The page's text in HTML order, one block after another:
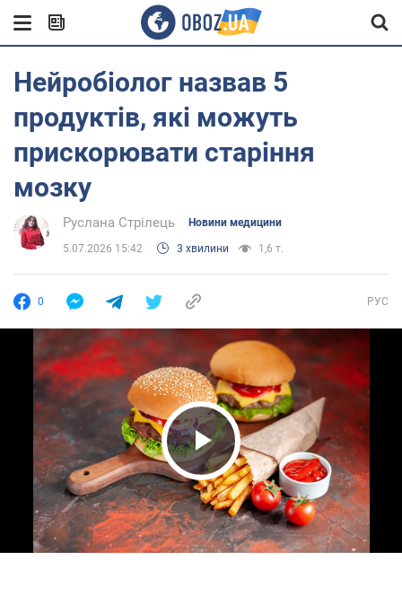
Нейробіолог назвав 5
продуктів, які можуть
прискорювати старіння
мозку
Руслана Стрілець Новини медицини
5.07.2026 15:42 3 хвилини 1,6 т.
0 РУС
Play Video